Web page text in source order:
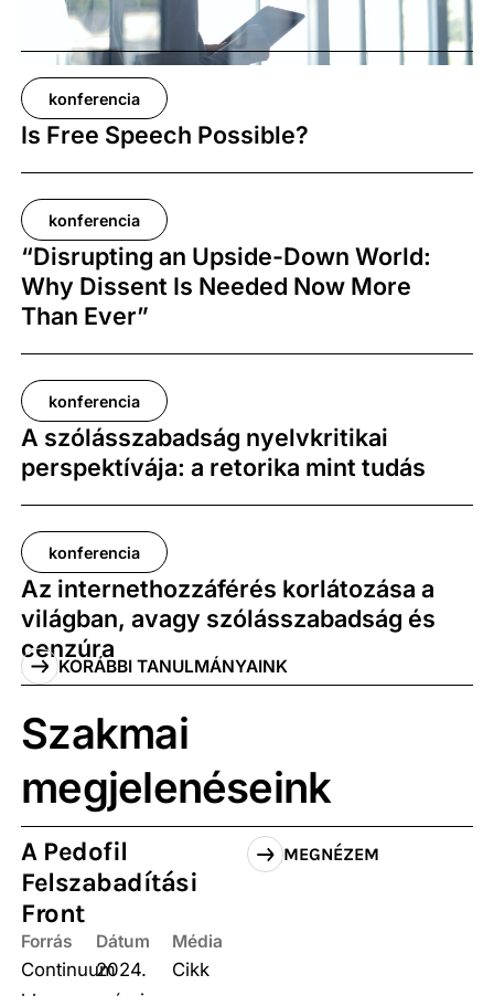
konferencia
Is Free Speech Possible?
konferencia
“Disrupting an Upside-Down World:
Why Dissent Is Needed Now More
Than Ever”
konferencia
A szólásszabadság nyelvkritikai
perspektívája: a retorika mint tudás
konferencia
Az internethozzáférés korlátozása a
világban, avagy szólásszabadság és
cenzúra
KORÁBBI TANULMÁNYAINK
Szakmai
megjelenéseink
A Pedofil
Felszabadítási
Front
Forrás
Continuum
Dátum
2024.
Média
Cikk
MEGNÉZEM